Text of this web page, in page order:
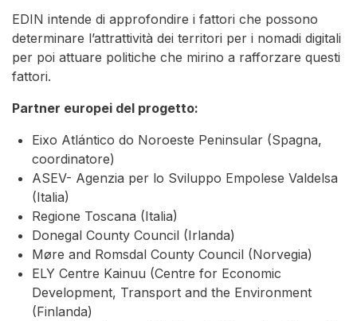
EDIN intende di approfondire i fattori che possono
determinare l’attrattività dei territori per i nomadi digitali
per poi attuare politiche che mirino a rafforzare questi
fattori.
Partner europei del progetto:
Eixo Atlántico do Noroeste Peninsular (Spagna,
coordinatore)
ASEV- Agenzia per lo Sviluppo Empolese Valdelsa
(Italia)
Regione Toscana (Italia)
Donegal County Council (Irlanda)
Møre and Romsdal County Council (Norvegia)
ELY Centre Kainuu (Centre for Economic
Development, Transport and the Environment
(Finlanda)